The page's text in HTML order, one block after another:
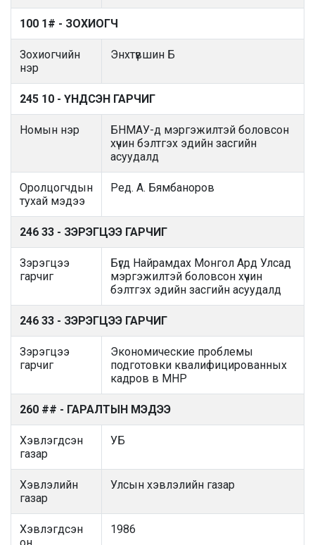
100 1# - ЗОХИОГЧ
Зохиогчийн
нэр
Энхтүвшин Б
245 10 - ҮНДСЭН ГАРЧИГ
Номын нэр
БНМАУ-д мэргэжилтэй боловсон
хүчин бэлтгэх эдийн засгийн
асуудалд
Оролцогчдын
тухай мэдээ
Ред. А. Бямбаноров
246 33 - ЗЭРЭГЦЭЭ ГАРЧИГ
Зэрэгцээ
гарчиг
Бүгд Найрамдах Монгол Ард Улсад
мэргэжилтэй боловсон хүчин
бэлтгэх эдийн засгийн асуудалд
246 33 - ЗЭРЭГЦЭЭ ГАРЧИГ
Зэрэгцээ
гарчиг
Экономические проблемы
подготовки квалифицированных
кадров в МНР
260 ## - ГАРАЛТЫН МЭДЭЭ
Хэвлэгдсэн
газар
УБ
Хэвлэлийн
газар
Улсын хэвлэлийн газар
Хэвлэгдсэн
1986